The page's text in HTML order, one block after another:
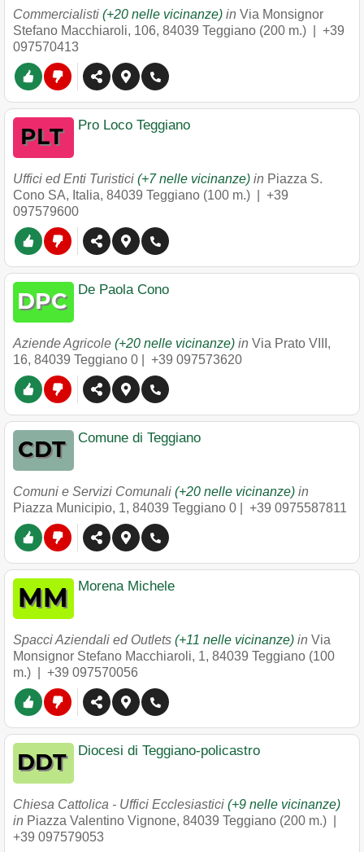
Commercialisti (+20 nelle vicinanze) in Via Monsignor
Stefano Macchiaroli, 106, 84039 Teggiano (200 m.) | +39
097570413
Pro Loco Teggiano
Uffici ed Enti Turistici (+7 nelle vicinanze) in Piazza S.
Cono SA, Italia, 84039 Teggiano (100 m.) | +39
097579600
De Paola Cono
Aziende Agricole (+20 nelle vicinanze) in Via Prato VIII,
16, 84039 Teggiano 0 | +39 097573620
Comune di Teggiano
Comuni e Servizi Comunali (+20 nelle vicinanze) in
Piazza Municipio, 1, 84039 Teggiano 0 | +39 0975587811
Morena Michele
Spacci Aziendali ed Outlets (+11 nelle vicinanze) in Via
Monsignor Stefano Macchiaroli, 1, 84039 Teggiano (100
m.) | +39 097570056
Diocesi di Teggiano-policastro
Chiesa Cattolica - Uffici Ecclesiastici (+9 nelle vicinanze)
in Piazza Valentino Vignone, 84039 Teggiano (200 m.) |
+39 097579053